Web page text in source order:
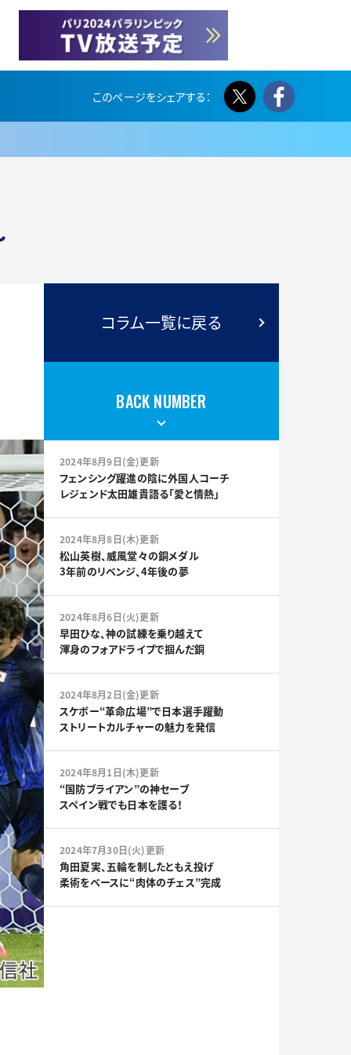
Twitter
コラム一覧に戻る
BACK NUMBER
2024年8月9日(金)更新
フェンシング躍進の陰に外国人コーチ
レジェンド太田雄貴語る「愛と情熱」
2024年8月8日(木)更新
松山英樹、威風堂々の銅メダル
3年前のリベンジ、4年後の夢
2024年8月6日(火)更新
早田ひな、神の試練を乗り越えて
渾身のフォアドライブで掴んだ銅
2024年8月2日(金)更新
スケボー“革命広場”で日本選手躍動
ストリートカルチャーの魅力を発信
2024年8月1日(木)更新
“国防ブライアン”の神セーブ
スペイン戦でも日本を護る！
2024年7月30日(火)更新
角田夏実、五輪を制したともえ投げ
柔術をベースに“肉体のチェス”完成